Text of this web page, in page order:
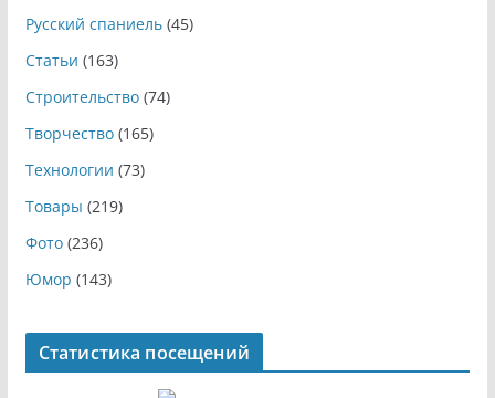
Русский спаниель(45)
Статьи (163)
Строительство(74)
Творчество(165)
Технологии (73)
Товары (219)
Фото(236)
Юмор (143)
Статистика посещений